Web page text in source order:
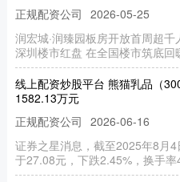
正规配资公司 2026-05-25
润宏城·润臻园板房开放首周超
深圳楼市红盘 在全国楼市筑底
线上配资炒股平台 熊猫乳品（
1582.13万元
正规配资公司 2026-06-16
证券之星消息，截至2025年8月
于27.08元，下跌2.45%，换手率